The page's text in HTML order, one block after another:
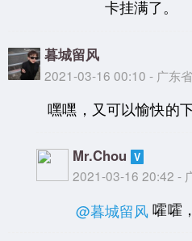
卡挂满了。
暮城留风
2021-03-16 00:10 - 广东
嘿嘿，又可以愉快的
Mr.Chou
2021-03-16 20:42 -
@暮城留风 嚯嚯